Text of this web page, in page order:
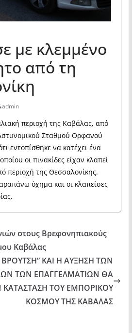
με κλεμμένο
από τη
admin
περιοχή της Καβάλας, από
Σταθμού Ορφανού
εντοπίσθηκε να κατέχει ένα
οι πινακίδες είχαν κλαπεί
περιοχή της Θεσσαλονίκης.
όχημα και οι κλαπείσες
στους Βρεφονηπιακούς
Καβάλας
ΚΑΙ Η ΑΥΞΗΣΗ ΤΩΝ
ΤΩΝ ΕΠΑΓΓΕΛΜΑΤΙΩΝ ΘΑ
ΚΑΤΑΣΤΑΣΗ ΤΟΥ ΕΜΠΟΡΙΚΟΥ
ΚΟΣΜΟΥ ΤΗΣ ΚΑΒΑΛΑΣ